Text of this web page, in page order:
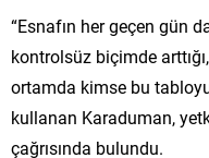
“Esnafın her geçen gün
kontrolsüz biçimde
ortamda kimse bu
kullanan Karaduman,
çağrısında bulundu.